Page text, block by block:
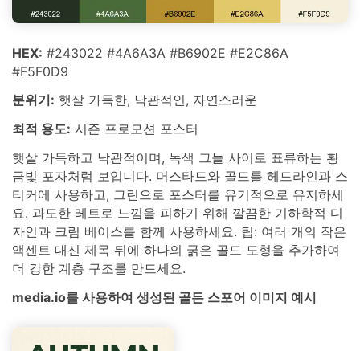
HEX: #243022 #4A6A3A #B6902E #E2C86A
#F5F0D9
분위기: 햇살 가득한, 낙관적인, 자연스러운
최적 용도: 시즌 프로모션 포스터
햇살 가득하고 낙관적이며, 녹색 그늘 사이로 표류하는 황
금빛 포자처럼 보입니다. 머스타드와 골드를 헤드라인과 스
티커에 사용하고, 그린으로 포스터를 유기적으로 유지하세
요. 과도한 레트로 느낌을 피하기 위해 깔끔한 기하학적 디
자인과 크림 베이스를 함께 사용하세요. 팁: 여러 개의 작은
액센트 대신 제목 뒤에 하나의 굵은 골드 도형을 추가하여
더 강한 계층 구조를 만드세요.
media.io를 사용하여 생성된 골든 스포어 이미지 예시